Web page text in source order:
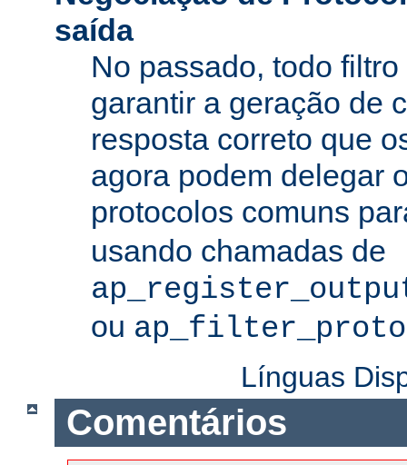
saída
No passado, todo
garantir a geração de
resposta correto que
agora podem delegar
protocolos comuns
usando chamadas de
ou
Línguas
Comentários